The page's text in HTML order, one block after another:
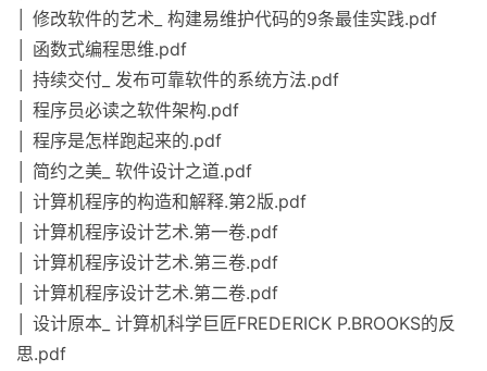
│ 修改软件的艺术_ 构建易维护代码的9条最佳实践.pdf
│ 函数式编程思维.pdf
│ 持续交付_ 发布可靠软件的系统方法.pdf
│ 程序员必读之软件架构.pdf
│ 程序是怎样跑起来的.pdf
│ 简约之美_ 软件设计之道.pdf
│ 计算机程序的构造和解释.第2版.pdf
│ 计算机程序设计艺术.第一卷.pdf
│ 计算机程序设计艺术.第三卷.pdf
│ 计算机程序设计艺术.第二卷.pdf
│ 设计原本_ 计算机科学巨匠FREDERICK P.BROOKS的反
思.pdf